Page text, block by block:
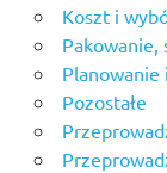
Koszt i
Pakowanie,
Planowanie
Pozostałe